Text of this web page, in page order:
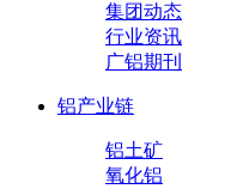
集团动态
行业资讯
广铝期刊
铝产业链
铝土矿
氧化铝